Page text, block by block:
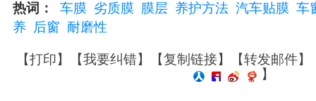
热词： 车膜 劣质膜 膜层 养护方法 汽车贴膜 车
养
后窗 耐磨性
【打印】【我要纠错】【复制链接】【转发邮件】
】